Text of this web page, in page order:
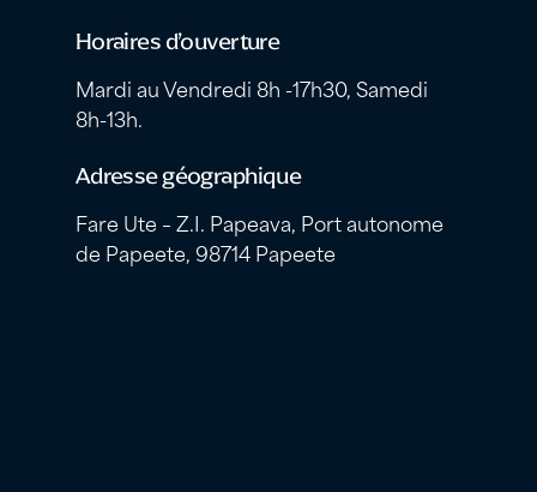
Horaires d’ouverture
Mardi au Vendredi 8h -17h30, Samedi
8h-13h.
Adresse géographique
Fare Ute – Z.I. Papeava, Port autonome
de Papeete, 98714 Papeete